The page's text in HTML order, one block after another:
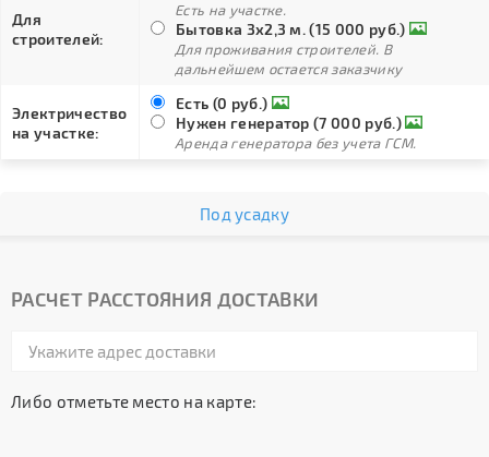
Для
строителей:
Есть на участке.
Бытовка 3х2,3 м. (15 000 руб.)
Для проживания строителей. В
дальнейшем остается заказчику
Электричество
на участке:
Есть (0 руб.)
Нужен генератор (7 000 руб.)
Аренда генератора без учета ГСМ.
Под усадку
РАСЧЕТ РАССТОЯНИЯ ДОСТАВКИ
Либо отметьте место на карте: